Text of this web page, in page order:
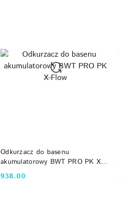
Odkurzacz do basenu
akumulatorowy BWT PRO PK X-
Flow
Cena:
938.00
DO KOSZYKA